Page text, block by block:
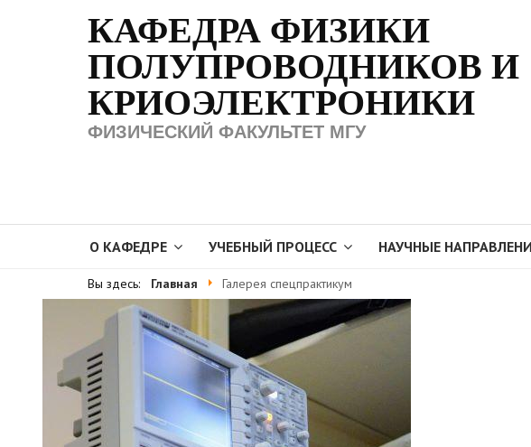
КАФЕДРА ФИЗИКИ
ПОЛУПРОВОДНИКОВ И
КРИОЭЛЕКТРОНИКИ
ФИЗИЧЕСКИЙ ФАКУЛЬТЕТ МГУ
О КАФЕДРЕ УЧЕБНЫЙ ПРОЦЕСС НАУЧНЫЕ
Вы здесь: Главная Галерея спецпрактикум